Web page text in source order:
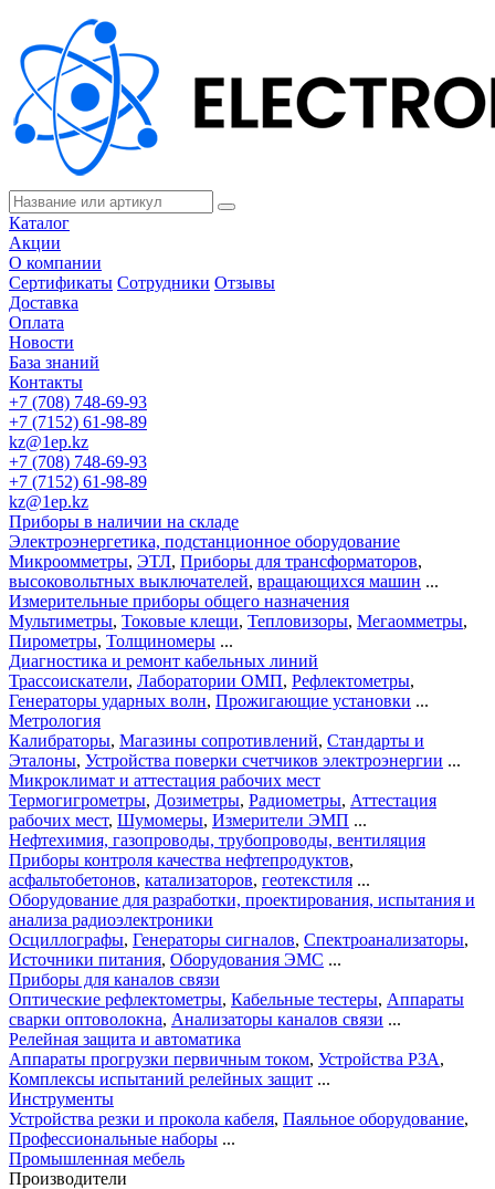
Каталог
Акции
О компании
Сертификаты Сотрудники Отзывы
Доставка
Оплата
Новости
База знаний
Контакты
+7 (708) 748-69-93
+7 (7152) 61-98-89
kz@1ep.kz
+7 (708) 748-69-93
+7 (7152) 61-98-89
kz@1ep.kz
Приборы в наличии на складе
Электроэнергетика, подстанционное оборудование
Микроомметры, ЭТЛ, Приборы для трансформаторов,
высоковольтных выключателей, вращающихся машин ...
Измерительные приборы общего назначения
Мультиметры, Токовые клещи, Тепловизоры, Мегаомметры,
Пирометры, Толщиномеры ...
Диагностика и ремонт кабельных линий
Трассоискатели, Лаборатории ОМП, Рефлектометры,
Генераторы ударных волн, Прожигающие установки ...
Метрология
Калибраторы, Магазины сопротивлений, Стандарты и
Эталоны, Устройства поверки счетчиков электроэнергии ...
Микроклимат и аттестация рабочих мест
Термогигрометры, Дозиметры, Радиометры, Аттестация
рабочих мест, Шумомеры, Измерители ЭМП ...
Нефтехимия, газопроводы, трубопроводы, вентиляция
Приборы контроля качества нефтепродуктов,
асфальтобетонов, катализаторов, геотекстиля ...
Оборудование для разработки, проектирования, испытания и
анализа радиоэлектроники
Осциллографы, Генераторы сигналов, Спектроанализаторы,
Источники питания, Оборудования ЭМС ...
Приборы для каналов связи
Оптические рефлектометры, Кабельные тестеры, Аппараты
сварки оптоволокна, Анализаторы каналов связи ...
Релейная защита и автоматика
Аппараты прогрузки первичным током, Устройства РЗА,
Комплексы испытаний релейных защит ...
Инструменты
Устройства резки и прокола кабеля, Паяльное оборудование,
Профессиональные наборы ...
Промышленная мебель
Производители